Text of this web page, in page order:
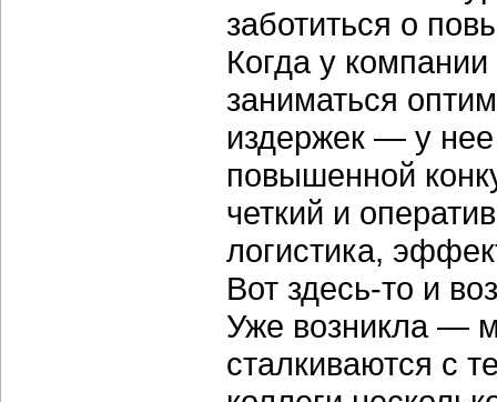
заботиться о
Когда у
заниматься
издержек — у
повышенной
четкий и
логистика,
Вот здесь-то и
Уже возникла —
сталкиваются с